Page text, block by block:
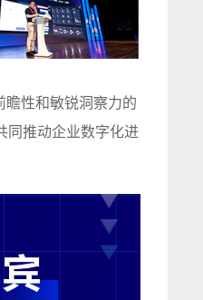
瞻性和敏锐洞察力的
同推动企业数字化进